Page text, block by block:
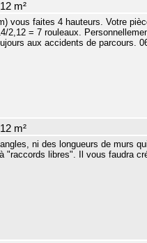
m²
vous faites 4 hauteurs. Votre
2,12 = 7 rouleaux.
aux accidents de parcours.
m²
ni des longueurs de murs
"raccords libres". Il vous faudra